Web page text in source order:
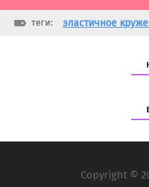
теги: эластичное
Copyright ©